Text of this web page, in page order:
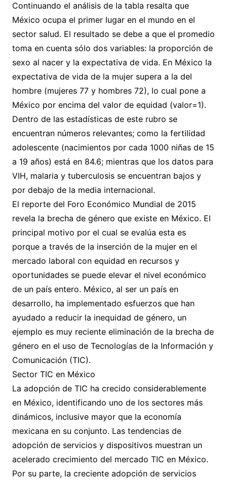
Continuando el análisis de la tabla resalta que
México ocupa el primer lugar en el mundo en el
sector salud. El resultado se debe a que el promedio
toma en cuenta sólo dos variables: la proporción de
sexo al nacer y la expectativa de vida. En México la
expectativa de vida de la mujer supera a la del
hombre (mujeres 77 y hombres 72), lo cual pone a
México por encima del valor de equidad (valor=1).
Dentro de las estadísticas de este rubro se
encuentran números relevantes; como la fertilidad
adolescente (nacimientos por cada 1000 niñas de 15
a 19 años) está en 84.6; mientras que los datos para
VIH, malaria y tuberculosis se encuentran bajos y
por debajo de la media internacional.
El reporte del Foro Económico Mundial de 2015
revela la brecha de género que existe en México. El
principal motivo por el cual se evalúa esta es
porque a través de la inserción de la mujer en el
mercado laboral con equidad en recursos y
oportunidades se puede elevar el nivel económico
de un país entero. México, al ser un país en
desarrollo, ha implementado esfuerzos que han
ayudado a reducir la inequidad de género, un
ejemplo es muy reciente eliminación de la brecha de
género en el uso de Tecnologías de la Información y
Comunicación (TIC).
Sector TIC en México
La adopción de TIC ha crecido considerablemente
en México, identificando uno de los sectores más
dinámicos, inclusive mayor que la economía
mexicana en su conjunto. Las tendencias de
adopción de servicios y dispositivos muestran un
acelerado crecimiento del mercado TIC en México.
Por su parte, la creciente adopción de servicios